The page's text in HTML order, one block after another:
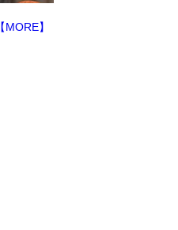
【MORE】